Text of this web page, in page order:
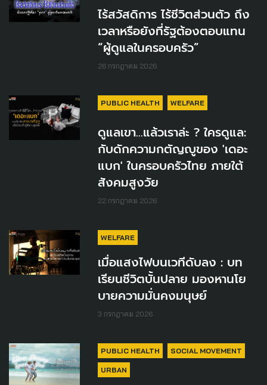
ไร้สวัสดิการ ไร้ชีวิตส่วนตัว ถึง
เวลาหรือยังที่รัฐต้องตอบแทน
“ผู้ดูแลในครอบครัว”
26 กรกฎาคม 2026
PUBLIC HEALTH WELFARE
ดูแลเขา...แล้วเราล่ะ ? ใครดูแล:
กับดักความกตัญญูของ 'เดอะ
แบก' ในครอบครัวไทย ภายใต้
สังคมสูงวัย
22 กรกฎาคม 2026
WELFARE
เมื่อแสงไฟบนเวทีดับลง : บท
เรียนชีวิตบั้นปลาย มองหานโย
บายความมั่นคงมนุษย์
3 กรกฎาคม 2026
PUBLIC HEALTH SOCIAL MOVEMENT
URBAN